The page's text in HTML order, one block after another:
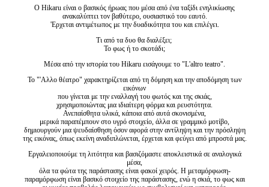
Ο Hikaru είναι ο βασικός ήρωας που μέσα από ένα ταξίδι ενηλικίωσης
ανακαλύπτει τον βαθύτερο, ουσιαστικό του εαυτό.
'Ερχεται αντιμέτωπος με την δυαδικότητα του και επιλέγει.
Τι από τα δυο θα διαλέξει;
Το φως ή το σκοτάδι;
Μέσα από την ιστορία του Hikaru εισάγουμε το "L'altro teatro".
Το "'Αλλο θέατρο" χαρακτηρίζεται από τη δόμηση και την αποδόμηση των
εικόνων
που γίνεται με την εναλλαγή του φωτός και της σκιάς,
χρησιμοποιώντας μια ιδιαίτερη φόρμα και ρευστότητα.
Ανεπαίσθητα υλικά, κάποια από αυτά σκονισμένα,
μερικά παραπέμπουν στο υγρό στοιχείο, άλλα σε γραμμικό μοτίβο,
δημιουργούν μια ψευδαίσθηση όσον αφορά στην αντίληψη και την πρόσληψη
της εικόνας, όπως εκείνη αναδιπλώνεται, έρχεται και φεύγει από μπροστά μας.
Εργαλειοποιούμε τη λιτότητα και βασιζόμαστε αποκλειστικά σε αναλογικά
μέσα,
όλα τα φώτα της παράστασης είναι φακοί χειρός. Η μεταμόρφωση-
παραμόρφωση είναι βασικό στοιχείο της παράστασης, ενώ η σκιά, το φως και